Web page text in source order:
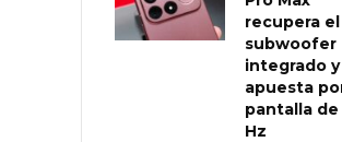
recupera el
subwoofer
integrado y
apuesta
pantalla de
Hz